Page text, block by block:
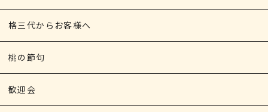
格三代からお客様へ
桃の節句
歓迎会